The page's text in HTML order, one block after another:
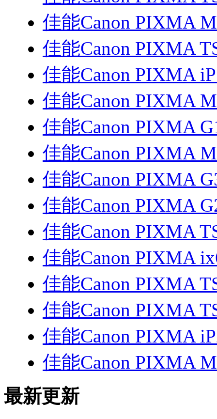
佳能Canon PIXMA
佳能Canon PIXMA
佳能Canon PIXMA
佳能Canon PIXMA
佳能Canon PIXMA
佳能Canon PIXMA
佳能Canon PIXMA
佳能Canon PIXMA
佳能Canon PIXMA
佳能Canon PIXMA
佳能Canon PIXMA
佳能Canon PIXMA
佳能Canon PIXMA
佳能Canon PIXMA
最新更新